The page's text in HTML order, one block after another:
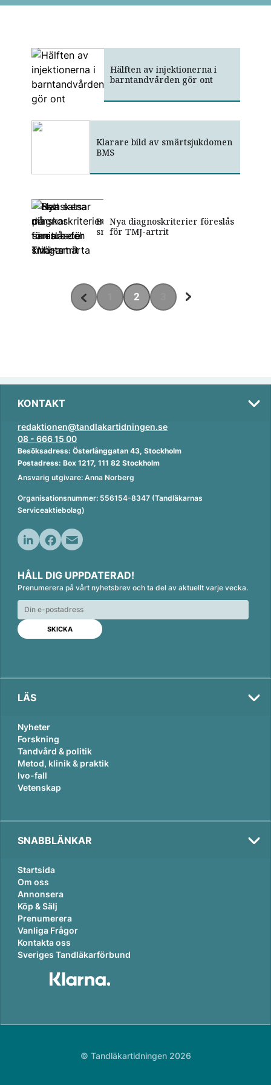
Hälften av injektionerna i
barntandvården gör ont
Klarare bild av smärtsjukdomen
BMS
Han satsar på samarbete kring
smärta
Bettskena minskar tinnitus och
smärta
Nya diagnoskriterier föreslås
för TMJ-artrit
2
KONTAKT
redaktionen@tandlakartidningen.se
08 - 666 15 00
Besöksadress: Österlånggatan 43, Stockholm
Postadress: Box 1217, 111 82 Stockholm
Ansvarig utgivare: Anna Norberg
Organisationsnummer: 556154-8347 (Tandläkarnas
Serviceaktiebolag)
n
k
e
d
n
c
e
b
o
o
k
a
i
l
HÅLL DIG UPPDATERAD!
Prenumerera på vårt nyhetsbrev och ta del av aktuellt varje vecka.
LÄS
Nyheter
Forskning
Tandvård & politik
Metod, klinik & praktik
Ivo-fall
Vetenskap
SNABBLÄNKAR
Startsida
Om oss
Annonsera
Köp & Sälj
Prenumerera
Vanliga Frågor
Kontakta oss
Sveriges Tandläkarförbund
© Tandläkartidningen 2026